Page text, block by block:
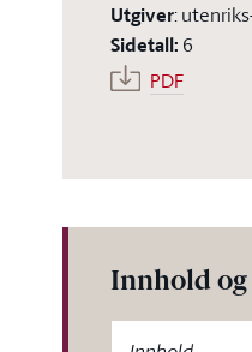
Utgiver:
Sidetall: 6
PDF
Innhold og